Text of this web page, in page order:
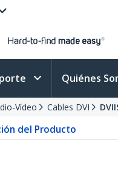
Quiénes
Vídeo Cables DVI
del Producto